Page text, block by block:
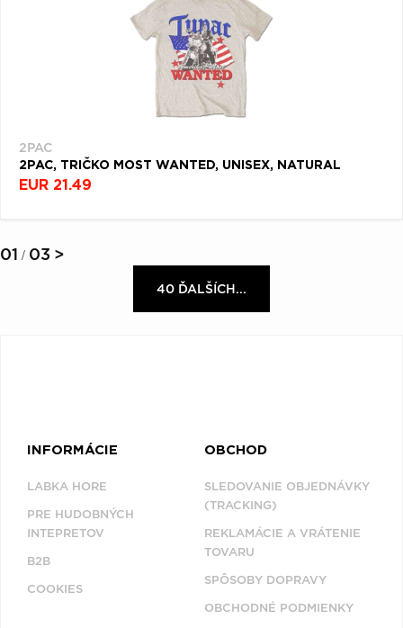
2PAC
2PAC, TRIČKO MOST WANTED, UNISEX, NATURAL
EUR 21.49
01 / 03 >
40 ĎALŠÍCH...
INFORMÁCIE
LABKA HORE
PRE HUDOBNÝCH
INTEPRETOV
B2B
COOKIES
OBCHOD
SLEDOVANIE OBJEDNÁVKY
(TRACKING)
REKLAMÁCIE A VRÁTENIE
TOVARU
SPÔSOBY DOPRAVY
OBCHODNÉ PODMIENKY